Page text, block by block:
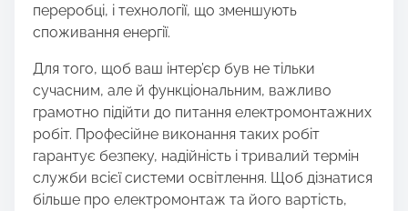
переробці, і технології, що зменшують
споживання енергії.
Для того, щоб ваш інтер’єр був не тільки
сучасним, але й функціональним, важливо
грамотно підійти до питання електромонтажних
робіт. Професійне виконання таких робіт
гарантує безпеку, надійність і тривалий термін
служби всієї системи освітлення. Щоб дізнатися
більше про електромонтаж та його вартість,